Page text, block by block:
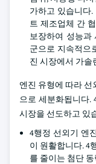
가하고 있습니다.
트 제조업체 간
보장하여 성능과
군으로 지속적으
진 시장에서 가솔
엔진 유형에 따라 선
으로 세분화됩니다.
시장을 선도하고 있
4행정 선외기 엔
이 원활합니다. 4
를 줄이는 첨단